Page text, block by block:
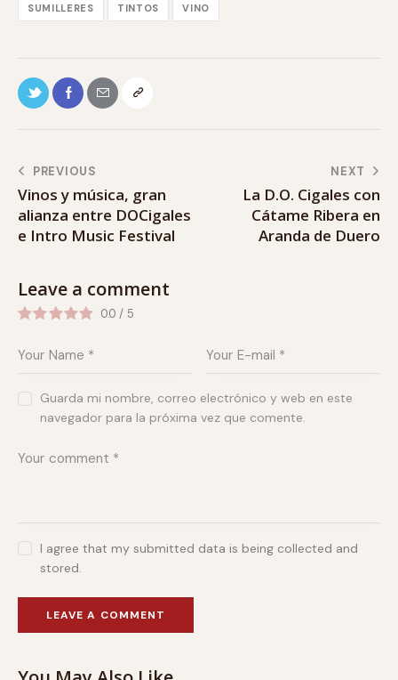
SUMILLERES TINTOS VINO
PREVIOUS
Vinos y música, gran
alianza entre DOCigales
e Intro Music Festival
NEXT
La D.O. Cigales con
Cátame Ribera en
Aranda de Duero
Leave a comment
0.0 / 5
Guarda mi nombre, correo electrónico y web en este
navegador para la próxima vez que comente.
I agree that my submitted data is being collected and
stored.